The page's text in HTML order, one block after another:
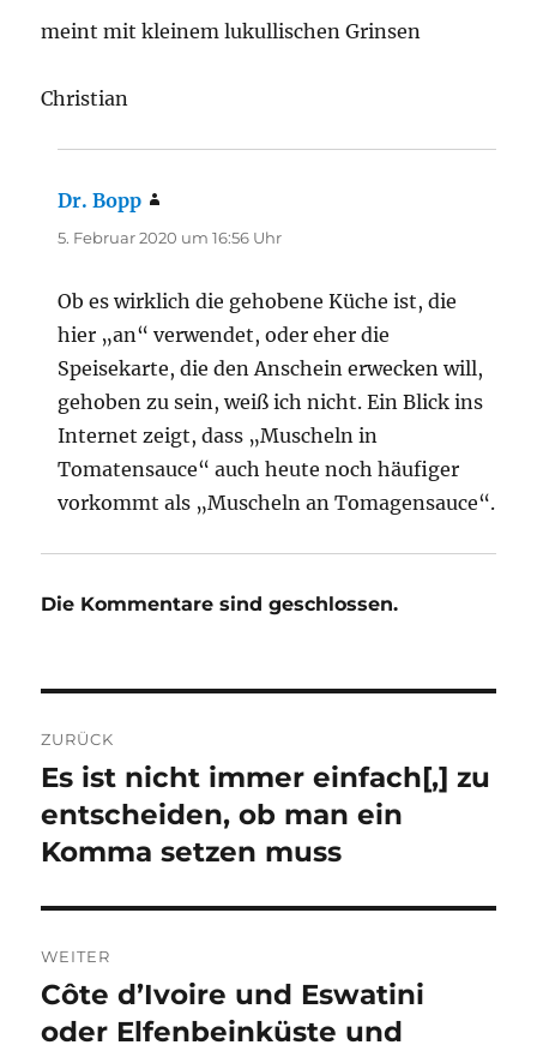
meint mit kleinem lukullischen Grinsen
Christian
Dr. Bopp
5. Februar 2020 um 16:56 Uhr
Ob es wirklich die gehobene Küche ist, die
hier „an“ verwendet, oder eher die
Speisekarte, die den Anschein erwecken will,
gehoben zu sein, weiß ich nicht. Ein Blick ins
Internet zeigt, dass „Muscheln in
Tomatensauce“ auch heute noch häufiger
vorkommt als „Muscheln an Tomagensauce“.
Die Kommentare sind geschlossen.
ZURÜCK
Vorheriger
Beitrag:
Es ist nicht immer einfach[,] zu
entscheiden, ob man ein
Komma setzen muss
WEITER
Nächster
Beitrag:
Côte d’Ivoire und Eswatini
oder Elfenbeinküste und